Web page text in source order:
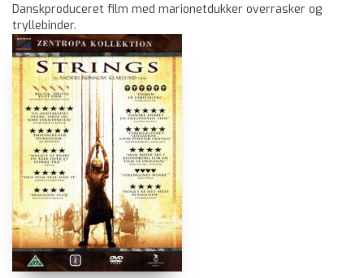
Danskproduceret film med marionetdukker overrasker og
tryllebinder.